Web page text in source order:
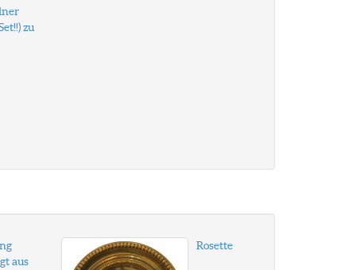
zu
aus
Rosette